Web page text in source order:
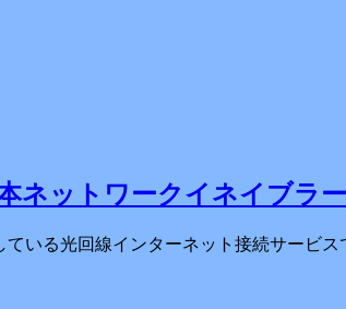
ネットワークイネイブラー
いる光回線インターネット接続サービ